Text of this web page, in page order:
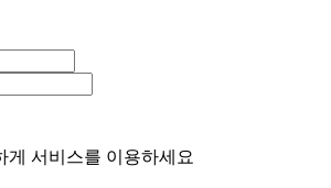
게 서비스를 이용하세요